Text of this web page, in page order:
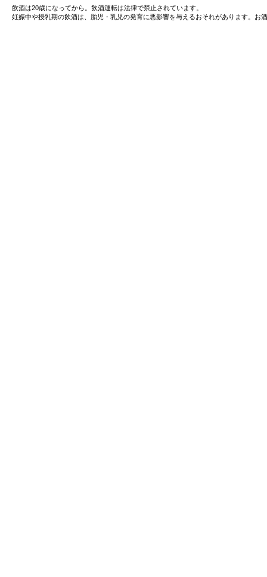
飲酒は20歳になってから。飲酒運転は法律で禁止されています。
妊娠中や授乳期の飲酒は、胎児・乳児の発育に悪影響を与えるおそれがあります。お